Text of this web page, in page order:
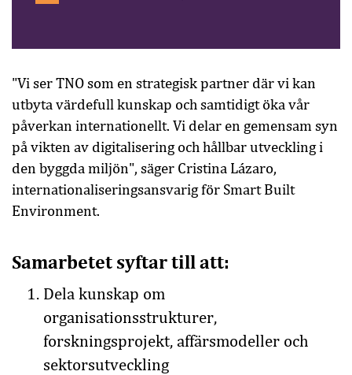
"Vi ser TNO som en strategisk partner där vi kan
utbyta värdefull kunskap och samtidigt öka vår
påverkan internationellt. Vi delar en gemensam syn
på vikten av digitalisering och hållbar utveckling i
den byggda miljön", säger Cristina Lázaro,
internationaliseringsansvarig för Smart Built
Environment.
Samarbetet syftar till att:
Dela kunskap om
organisationsstrukturer,
forskningsprojekt, affärsmodeller och
sektorsutveckling